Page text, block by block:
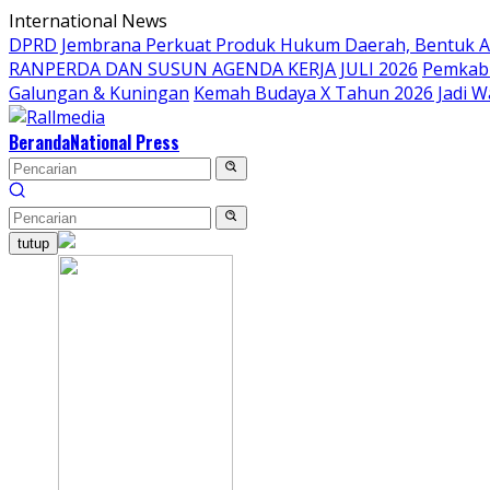
Langsung
ke
konten
International News
DPRD Jembrana Perkuat Produk Hukum Daerah, Bentuk
RANPERDA DAN SUSUN AGENDA KERJA JULI 2026
Galungan & Kuningan Kemah Budaya X Tahun 2026 Jadi
BerandaNational Press
tutup